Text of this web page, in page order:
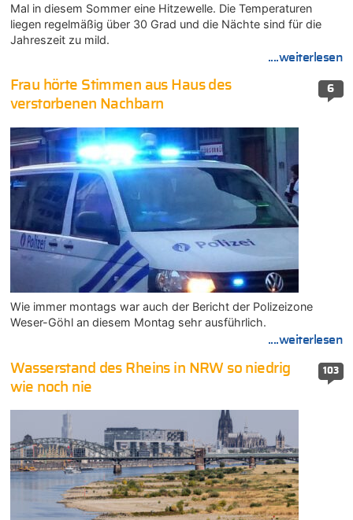
Mal in diesem Sommer eine Hitzewelle. Die Temperaturen
liegen regelmäßig über 30 Grad und die Nächte sind für die
Jahreszeit zu mild.
....weiterlesen
6
Frau hörte Stimmen aus Haus des
verstorbenen Nachbarn
Wie immer montags war auch der Bericht der Polizeizone
Weser-Göhl an diesem Montag sehr ausführlich.
....weiterlesen
103
Wasserstand des Rheins in NRW so niedrig
wie noch nie